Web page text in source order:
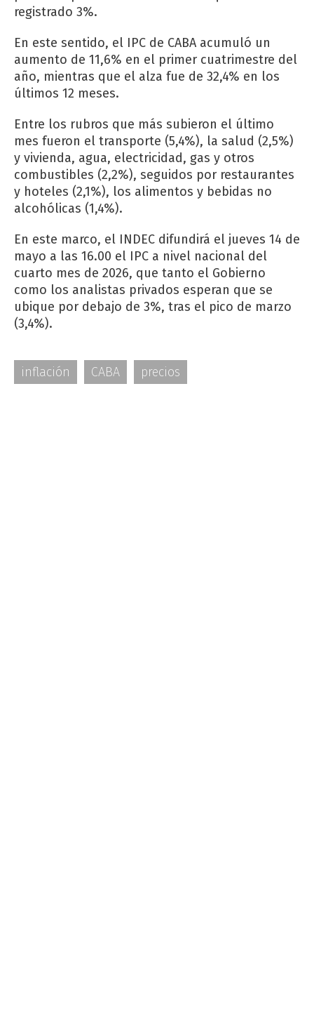
registrado 3%.
En este sentido, el IPC de CABA acumuló un
aumento de 11,6% en el primer cuatrimestre del
año, mientras que el alza fue de 32,4% en los
últimos 12 meses.
Entre los rubros que más subieron el último
mes fueron el transporte (5,4%), la salud (2,5%)
y vivienda, agua, electricidad, gas y otros
combustibles (2,2%), seguidos por restaurantes
y hoteles (2,1%), los alimentos y bebidas no
alcohólicas (1,4%).
En este marco, el INDEC difundirá el jueves 14 de
mayo a las 16.00 el IPC a nivel nacional del
cuarto mes de 2026, que tanto el Gobierno
como los analistas privados esperan que se
ubique por debajo de 3%, tras el pico de marzo
(3,4%).
inflación CABA precios